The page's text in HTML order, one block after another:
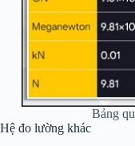
Bảng
Hệ đo lường khác